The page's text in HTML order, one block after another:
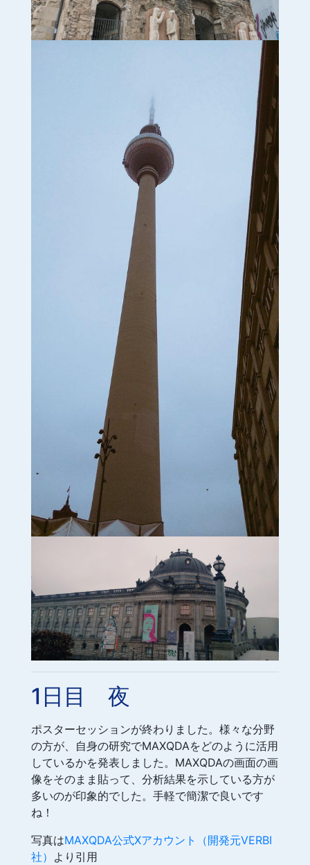
1日目 夜
ポスターセッションが終わりました。様々な分野
の方が、自身の研究でMAXQDAをどのように活用
しているかを発表しました。MAXQDAの画面の画
像をそのまま貼って、分析結果を示している方が
多いのが印象的でした。手軽で簡潔で良いです
ね！
写真はMAXQDA公式Xアカウント（開発元VERBI
社） より引用